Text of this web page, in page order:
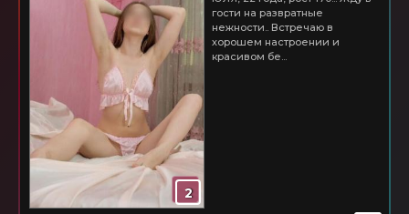
2
гости на развратные
нежности.. Встречаю в
хорошем настроении и
красивом бе...